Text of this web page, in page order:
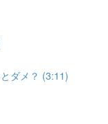
ダメ？ (3:11)